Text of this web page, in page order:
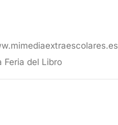
Feria del Libro